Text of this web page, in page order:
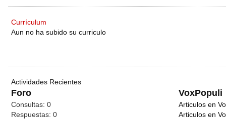
Currículum
Aun no ha subido su curriculo
Actividades Recientes
Foro VoxPopuli
Consultas: 0
Respuestas: 0
Articulos en
Articulos en